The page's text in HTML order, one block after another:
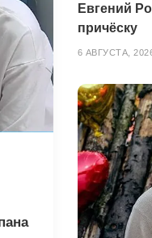
Евгений
причёску
6 АВГУСТА,